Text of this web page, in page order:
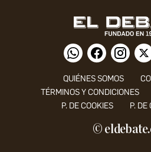
QUIÉNES SOMOS
TÉRMINOS Y CONDICIONES
P. DE COOKIES
P. DE
©